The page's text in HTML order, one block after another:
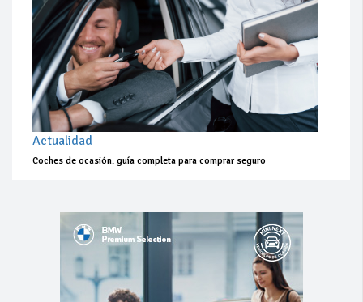
Actualidad
Coches de ocasión: guía completa para comprar seguro